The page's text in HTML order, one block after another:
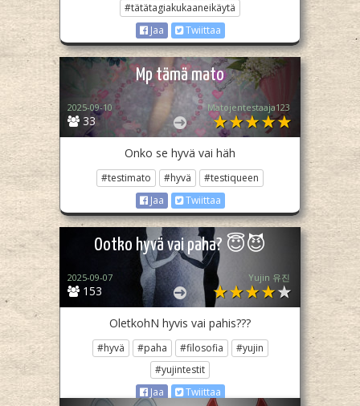
#tätätagiakukaaneikäytä
Jaa
Twiittaa
Mp tämä mato
33
2025-09-10 Matojentestaaja123
Onko se hyvä vai häh
#testimato #hyvä
#testiqueen
Jaa
Twiittaa
Ootko hyvä vai paha? 😇😈
153
2025-09-07 Yujin 유진
OletkohN hyvis vai pahis???
#hyvä #paha #filosofia
#yujin
#yujintestit
Jaa
Twiittaa